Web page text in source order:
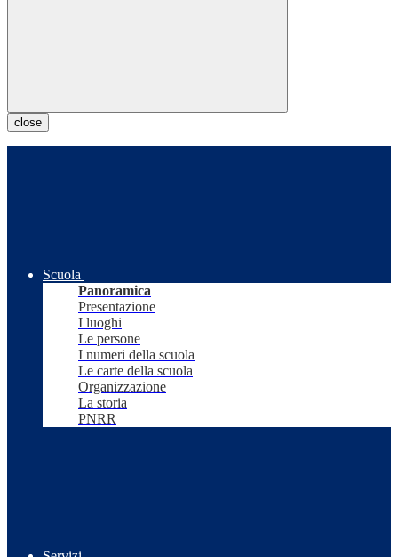
close
Scuola
Panoramica
Presentazione
I luoghi
Le persone
I numeri della scuola
Le carte della scuola
Organizzazione
La storia
PNRR